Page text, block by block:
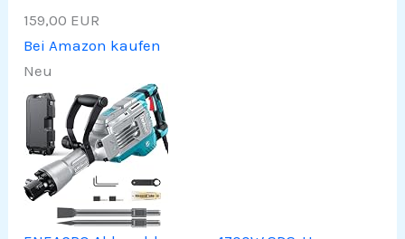
159,00 EUR
Bei Amazon kaufen
Neu